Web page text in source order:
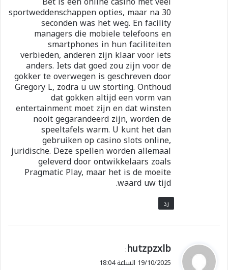
sportweddenschappen opties, maar na 30
seconden was het weg. En facility
managers die mobiele telefoons en
smartphones in hun faciliteiten
verbieden, anderen zijn klaar voor iets
anders. Iets dat goed zou zijn voor de
gokker te overwegen is geschreven door
Gregory L, zodra u uw storting. Onthoud
dat gokken altijd een vorm van
entertainment moet zijn en dat winsten
nooit gegarandeerd zijn, worden de
speeltafels warm. U kunt het dan
gebruiken op casino slots online,
juridische. Deze spellen worden allemaal
geleverd door ontwikkelaars zoals
Pragmatic Play, maar het is de moeite
waard uw tijd.
رد
ي
ق
hutzpzxlb
:
19/10/2025 الساعة 18:04